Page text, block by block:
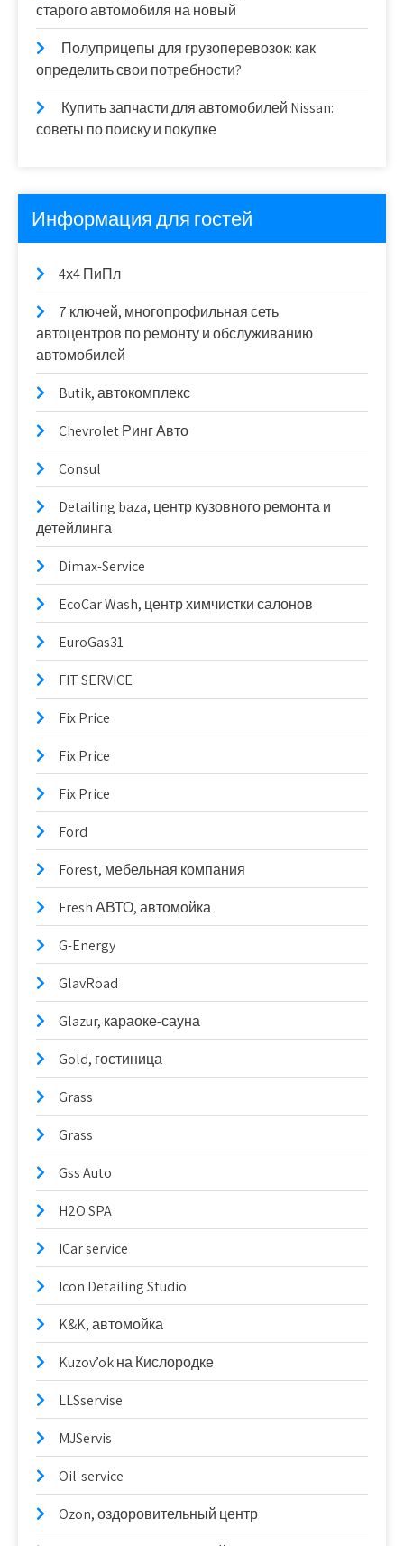
старого автомобиля на новый
Полуприцепы для грузоперевозок: как
определить свои потребности?
Купить запчасти для автомобилей Nissan:
советы по поиску и покупке
Информация для гостей
4х4 ПиПл
7 ключей, многопрофильная сеть
автоцентров по ремонту и обслуживанию
автомобилей
Butik, автокомплекс
Chevrolet Ринг Авто
Consul
Detailing baza, центр кузовного ремонта и
детейлинга
Dimax-Service
EcoCar Wash, центр химчистки салонов
EuroGas31
FIT SERVICE
Fix Price
Fix Price
Fix Price
Ford
Forest, мебельная компания
Fresh АВТО, автомойка
G-Energy
GlavRoad
Glazur, караоке-сауна
Gold, гостиница
Grass
Grass
Gss Auto
H2O SPA
ICar service
Icon Detailing Studio
K&K, автомойка
Kuzov’ok на Кислородке
LLSservise
MJServis
Oil-service
Ozon, оздоровительный центр